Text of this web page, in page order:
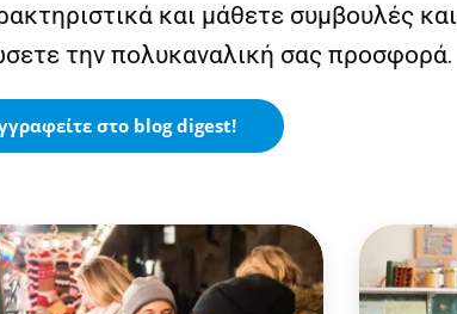
και μάθετε συμβουλές και
την πολυκαναλική σας προσφορά.
στο blog digest!
Σ Σ Σ Σ Σ